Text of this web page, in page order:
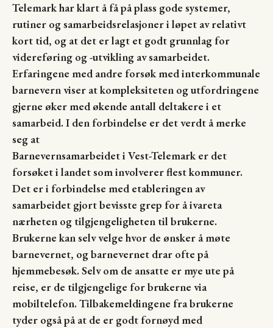
Telemark har klart å få på plass gode systemer,
rutiner og samarbeidsrelasjoner i løpet av relativt
kort tid, og at det er lagt et godt grunnlag for
videreføring og -utvikling av samarbeidet.
Erfaringene med andre forsøk med interkommunale
barnevern viser at kompleksiteten og utfordringene
gjerne øker med økende antall deltakere i et
samarbeid. I den forbindelse er det verdt å merke
seg at
Barnevernsamarbeidet i Vest-Telemark er det
forsøket i landet som involverer flest kommuner.
Det er i forbindelse med etableringen av
samarbeidet gjort bevisste grep for å ivareta
nærheten og tilgjengeligheten til brukerne.
Brukerne kan selv velge hvor de ønsker å møte
barnevernet, og barnevernet drar ofte på
hjemmebesøk. Selv om de ansatte er mye ute på
reise, er de tilgjengelige for brukerne via
mobiltelefon. Tilbakemeldingene fra brukerne
tyder også på at de er godt fornøyd med